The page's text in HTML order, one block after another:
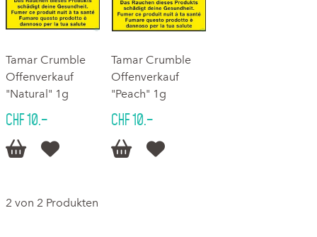
Tamar Crumble
Offenverkauf
"Natural" 1g
CHF 10.–
 
Tamar Crumble
Offenverkauf
"Peach" 1g
CHF 10.–
 
2 von 2 Produkten